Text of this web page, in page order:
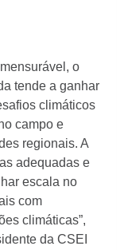
o
tende a ganhar
climáticos
campo e
regionais. A
adequadas e
escala no
com
climáticas”,
da CSEI